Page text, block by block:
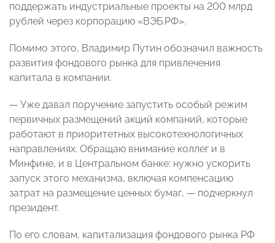
поддержать индустриальные проекты на 200 млрд
рублей через корпорацию «ВЭБ.РФ».
Помимо этого, Владимир Путин обозначил важность
развития фондового рынка для привлечения
капитала в компании.
— Уже давал поручение запустить особый режим
первичных размещений акций компаний, которые
работают в приоритетных высокотехнологичных
направлениях. Обращаю внимание коллег и в
Минфине, и в Центральном банке: нужно ускорить
запуск этого механизма, включая компенсацию
затрат на размещение ценных бумаг, — подчеркнул
президент.
По его словам, капитализация фондового рынка РФ